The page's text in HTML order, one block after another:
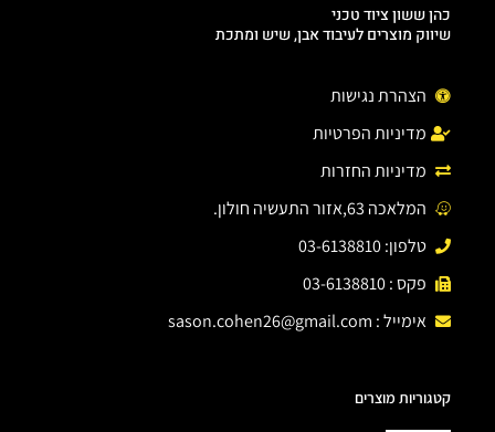
כהן ששון ציוד טכני
שיווק מוצרים לעיבוד אבן, שיש ומתכת
הצהרת נגישות
מדיניות הפרטיות
מדיניות החזרות
המלאכה 63,אזור התעשיה חולון.
טלפון: 03-6138810
פקס : 03-6138810
אימייל : sason.cohen26@gmail.com
קטגוריות מוצרים